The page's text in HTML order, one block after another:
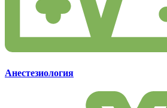
Анестезиология